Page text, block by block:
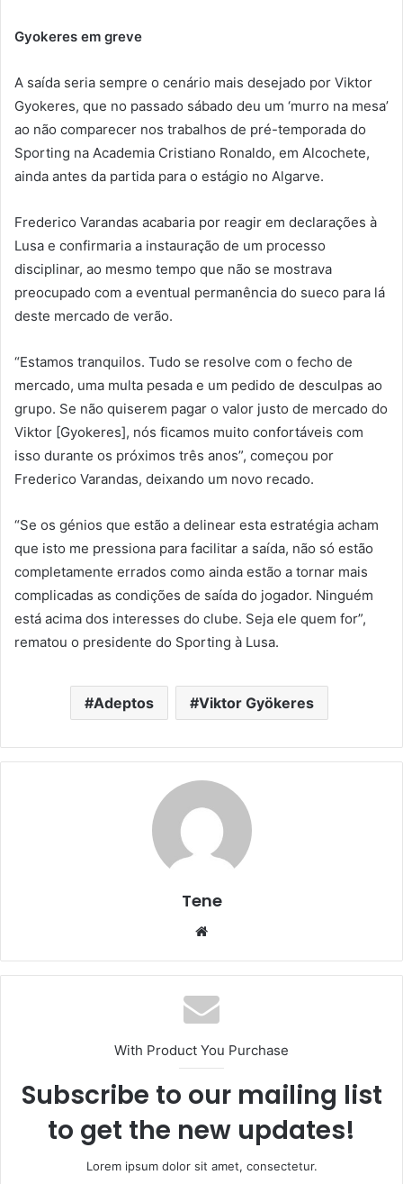
Gyokeres em greve
A saída seria sempre o cenário mais desejado por Viktor
Gyokeres, que no passado sábado deu um ‘murro na mesa’
ao não comparecer nos trabalhos de pré-temporada do
Sporting na Academia Cristiano Ronaldo, em Alcochete,
ainda antes da partida para o estágio no Algarve.
Frederico Varandas acabaria por reagir em declarações à
Lusa e confirmaria a instauração de um processo
disciplinar, ao mesmo tempo que não se mostrava
preocupado com a eventual permanência do sueco para lá
deste mercado de verão.
“Estamos tranquilos. Tudo se resolve com o fecho de
mercado, uma multa pesada e um pedido de desculpas ao
grupo. Se não quiserem pagar o valor justo de mercado do
Viktor [Gyokeres], nós ficamos muito confortáveis com
isso durante os próximos três anos”, começou por
Frederico Varandas, deixando um novo recado.
“Se os génios que estão a delinear esta estratégia acham
que isto me pressiona para facilitar a saída, não só estão
completamente errados como ainda estão a tornar mais
complicadas as condições de saída do jogador. Ninguém
está acima dos interesses do clube. Seja ele quem for”,
rematou o presidente do Sporting à Lusa.
Adeptos Viktor Gyökeres
Tene
Website
With Product You Purchase
Subscribe to our mailing list
to get the new updates!
Lorem ipsum dolor sit amet, consectetur.